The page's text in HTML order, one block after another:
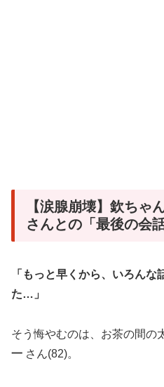
【涙腺崩壊】欽ちゃ
さんとの「最後の会話
「もっと早くから、いろん
た…」
そう悔やむのは、お茶の間の
一 さん(82)。